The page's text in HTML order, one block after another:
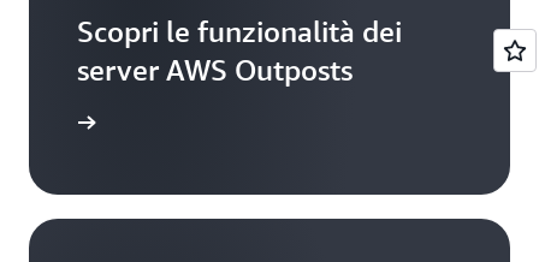
Scopri le funzionalità dei
server AWS Outposts